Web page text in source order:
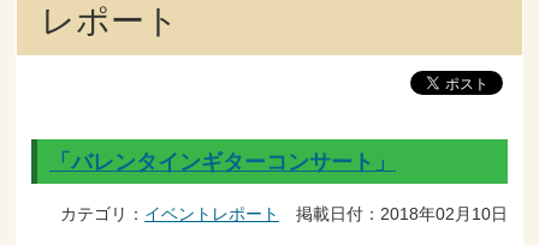
レポート
「バレンタインギターコンサート」
カテゴリ： イベントレポート 掲載日付：2018年02月10日